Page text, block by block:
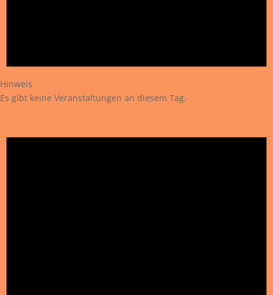
Hinweis
Es gibt keine Veranstaltungen an diesem Tag.